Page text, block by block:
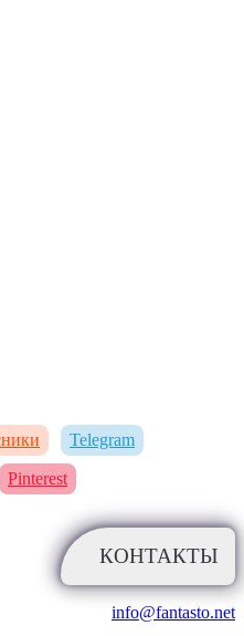
Telegram
Pinterest
КОНТАКТЫ
info@fantasto.net